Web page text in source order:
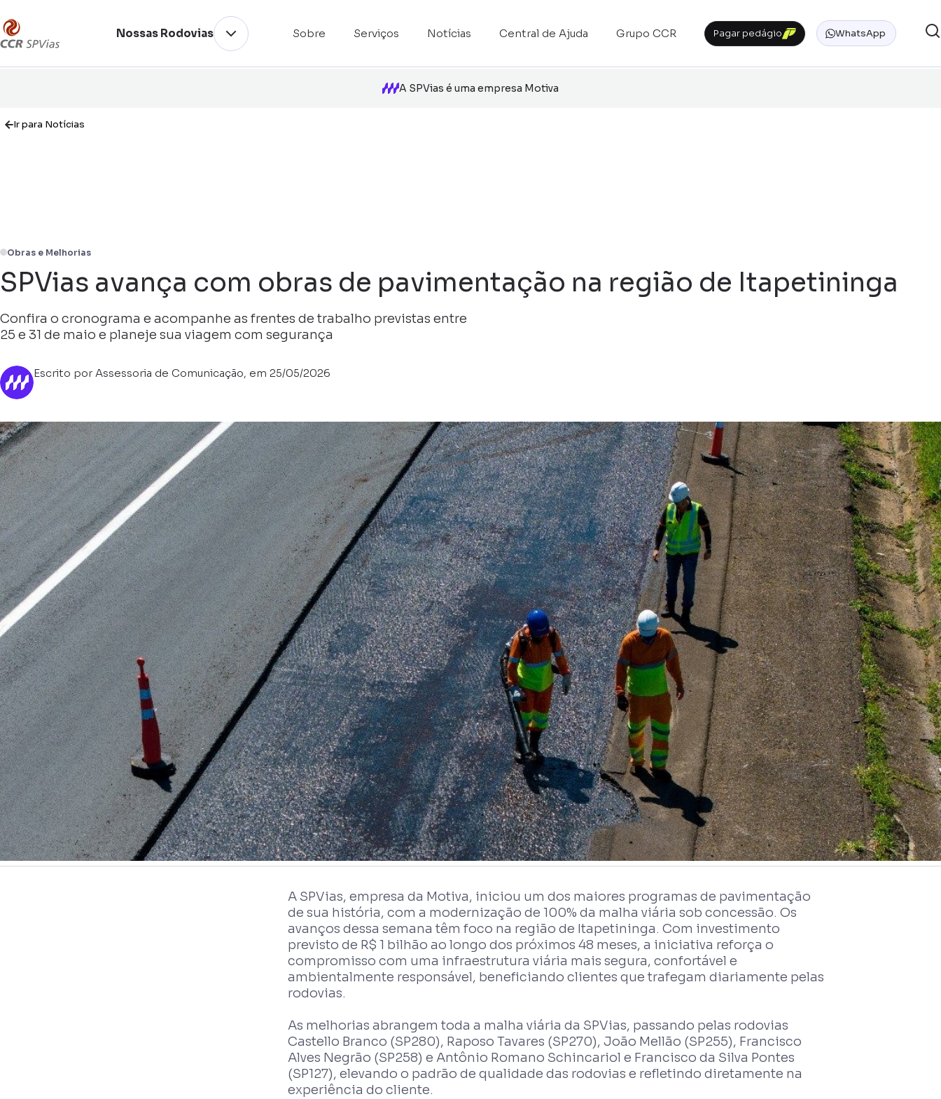
Nossas Rodovias Sobre Serviços Notícias Central de Ajuda Grupo CCR Pagar pedágio WhatsApp
A SPVias é uma empresa Motiva
Ir para Notícias
Obras e Melhorias
SPVias avança com obras de pavimentação na região de Itapetininga
Confira o cronograma e acompanhe as frentes de trabalho previstas entre
25 e 31 de maio e planeje sua viagem com segurança
Escrito por Assessoria de Comunicação, em 25/05/2026
A SPVias, empresa da Motiva, iniciou um dos maiores programas de pavimentação
de sua história, com a modernização de 100% da malha viária sob concessão. Os
avanços dessa semana têm foco na região de Itapetininga. Com investimento
previsto de R$ 1 bilhão ao longo dos próximos 48 meses, a iniciativa reforça o
compromisso com uma infraestrutura viária mais segura, confortável e
ambientalmente responsável, beneficiando clientes que trafegam diariamente pelas
rodovias.
As melhorias abrangem toda a malha viária da SPVias, passando pelas rodovias
Castello Branco (SP280), Raposo Tavares (SP270), João Mellão (SP255), Francisco
Alves Negrão (SP258) e Antônio Romano Schincariol e Francisco da Silva Pontes
(SP127), elevando o padrão de qualidade das rodovias e refletindo diretamente na
experiência do cliente.